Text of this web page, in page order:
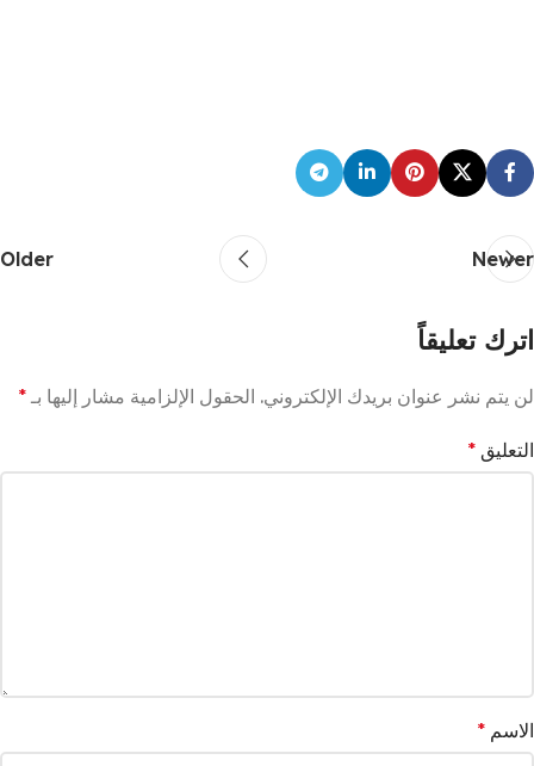
Newer
Older
اترك تعليقاً
لن يتم نشر عنوان بريدك الإلكتروني. الحقول الإلزامية مشار إليها بـ *
التعليق *
الاسم *